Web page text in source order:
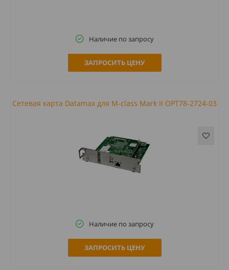
Наличие по запросу
ЗАПРОСИТЬ ЦЕНУ
Сетевая карта Datamax для M-class Mark II OPT78-2724-03
Наличие по запросу
ЗАПРОСИТЬ ЦЕНУ